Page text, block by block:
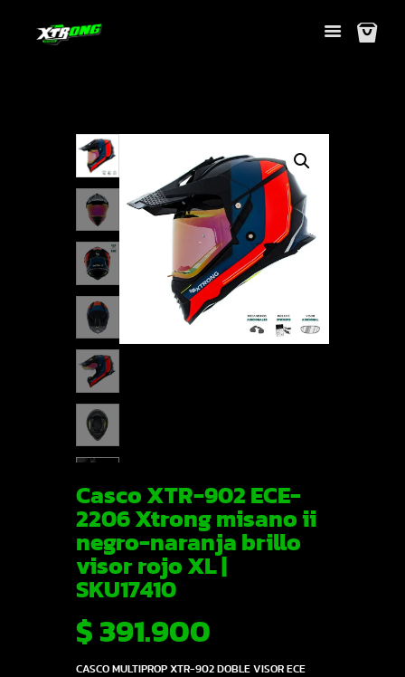
Casco XTR-902 ECE-
2206 Xtrong misano ii
negro-naranja brillo
visor rojo XL |
SKU17410
$ 391.900
CASCO MULTIPROP XTR-902 DOBLE VISOR ECE